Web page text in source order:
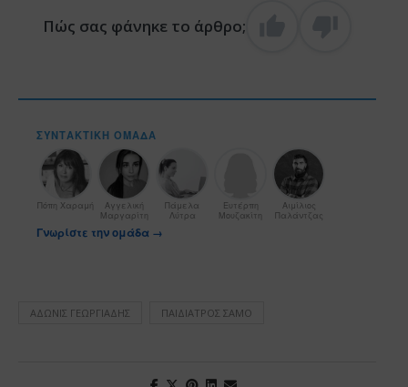
Πώς σας φάνηκε το άρθρο;
ΣΥΝΤΑΚΤΙΚΉ ΟΜΆΔΑ
Πόπη Χαραμή
Αγγελική
Μαργαρίτη
Πάμελα
Λύτρα
Ευτέρπη
Μουζακίτη
Αιμίλιος
Παλάντζας
Γνωρίστε την ομάδα →
ΆΔΩΝΙΣ ΓΕΩΡΓΙΆΔΗΣ ΠΑΙΔΊΑΤΡΟΣ ΣΆΜΟ